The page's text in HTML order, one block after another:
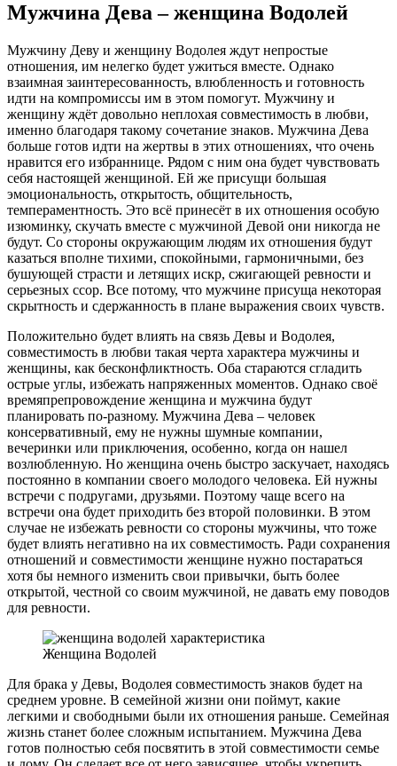
Мужчина Дева – женщина Водолей
Мужчину Деву и женщину Водолея ждут непростые
отношения, им нелегко будет ужиться вместе. Однако
взаимная заинтересованность, влюбленность и готовность
идти на компромиссы им в этом помогут. Мужчину и
женщину ждёт довольно неплохая совместимость в любви,
именно благодаря такому сочетание знаков. Мужчина Дева
больше готов идти на жертвы в этих отношениях, что очень
нравится его избраннице. Рядом с ним она будет чувствовать
себя настоящей женщиной. Ей же присущи большая
эмоциональность, открытость, общительность,
темпераментность. Это всё принесёт в их отношения особую
изюминку, скучать вместе с мужчиной Девой они никогда не
будут. Со стороны окружающим людям их отношения будут
казаться вполне тихими, спокойными, гармоничными, без
бушующей страсти и летящих искр, сжигающей ревности и
серьезных ссор. Все потому, что мужчине присуща некоторая
скрытность и сдержанность в плане выражения своих чувств.
Положительно будет влиять на связь Девы и Водолея,
совместимость в любви такая черта характера мужчины и
женщины, как бесконфликтность. Оба стараются сгладить
острые углы, избежать напряженных моментов. Однако своё
времяпрепровождение женщина и мужчина будут
планировать по-разному. Мужчина Дева – человек
консервативный, ему не нужны шумные компании,
вечеринки или приключения, особенно, когда он нашел
возлюбленную. Но женщина очень быстро заскучает, находясь
постоянно в компании своего молодого человека. Ей нужны
встречи с подругами, друзьями. Поэтому чаще всего на
встречи она будет приходить без второй половинки. В этом
случае не избежать ревности со стороны мужчины, что тоже
будет влиять негативно на их совместимость. Ради сохранения
отношений и совместимости женщине нужно постараться
хотя бы немного изменить свои привычки, быть более
открытой, честной со своим мужчиной, не давать ему поводов
для ревности.
Женщина Водолей
Для брака у Девы, Водолея совместимость знаков будет на
среднем уровне. В семейной жизни они поймут, какие
легкими и свободными были их отношения раньше. Семейная
жизнь станет более сложным испытанием. Мужчина Дева
готов полностью себя посвятить в этой совместимости семье